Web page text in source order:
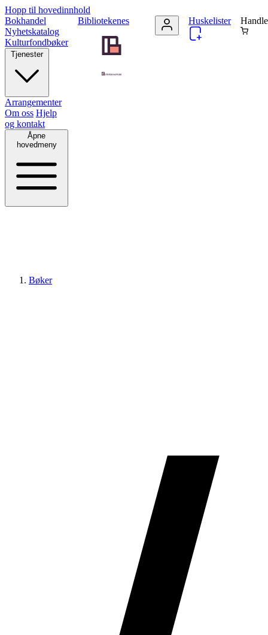
Hopp til hovedinnhold
Bibliotekenes
Bokhandel
Nyhetskatalog
Kulturfondbøker
Tjenester
Arrangementer
Om oss Hjelp
og kontakt
Åpne
hovedmeny
Huskelister
Bøker